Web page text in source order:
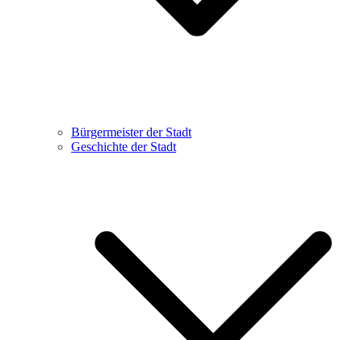
Bürgermeister der Stadt
Geschichte der Stadt